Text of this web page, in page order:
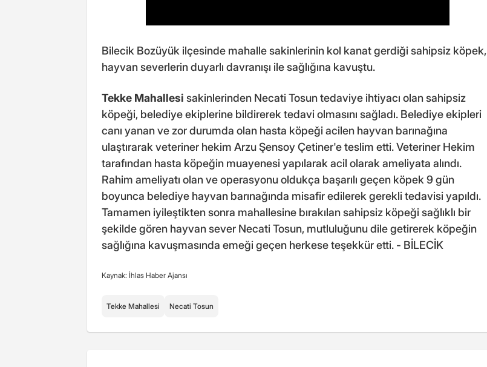
Bilecik Bozüyük ilçesinde mahalle sakinlerinin kol kanat gerdiği sahipsiz köpek,
hayvan severlerin duyarlı davranışı ile sağlığına kavuştu.
Tekke Mahallesi sakinlerinden Necati Tosun tedaviye ihtiyacı olan sahipsiz
köpeği, belediye ekiplerine bildirerek tedavi olmasını sağladı. Belediye ekipleri
canı yanan ve zor durumda olan hasta köpeği acilen hayvan barınağına
ulaştırarak veteriner hekim Arzu Şensoy Çetiner'e teslim etti. Veteriner Hekim
tarafından hasta köpeğin muayenesi yapılarak acil olarak ameliyata alındı.
Rahim ameliyatı olan ve operasyonu oldukça başarılı geçen köpek 9 gün
boyunca belediye hayvan barınağında misafir edilerek gerekli tedavisi yapıldı.
Tamamen iyileştikten sonra mahallesine bırakılan sahipsiz köpeği sağlıklı bir
şekilde gören hayvan sever Necati Tosun, mutluluğunu dile getirerek köpeğin
sağlığına kavuşmasında emeği geçen herkese teşekkür etti. - BİLECİK
Kaynak: İhlas Haber Ajansı
Tekke Mahallesi Necati Tosun